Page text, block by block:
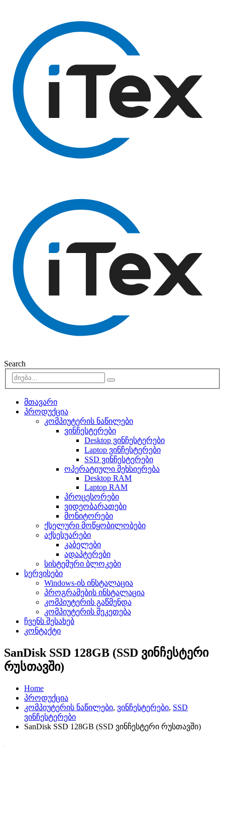
Search
მთავარი
პროდუქცია
კომპიუტერის ნაწილები
ვინჩესტერები
Desktop ვინჩესტერები
Laptop ვინჩესტერები
SSD ვინჩესტერები
ოპერატიული მეხსიერება
Desktop RAM
Laptop RAM
პროცესორები
ვიდეობარათები
მონიტორები
ქსელური მოწყობილობები
აქსესუარები
კაბელები
ადაპტერები
სისტემური ბლოკები
სერვისები
Windows-ის ინსტალაცია
პროგრამების ინსტალაცია
კომპიუტერის გაწმენდა
კომპიუტერის შეკეთება
ჩვენს შესახებ
კონტაქტი
SanDisk SSD 128GB (SSD ვინჩესტერი
რუსთავში)
Home
პროდუქცია
კომპიუტერის ნაწილები, ვინჩესტერები, SSD
ვინჩესტერები
SanDisk SSD 128GB (SSD ვინჩესტერი რუსთავში)